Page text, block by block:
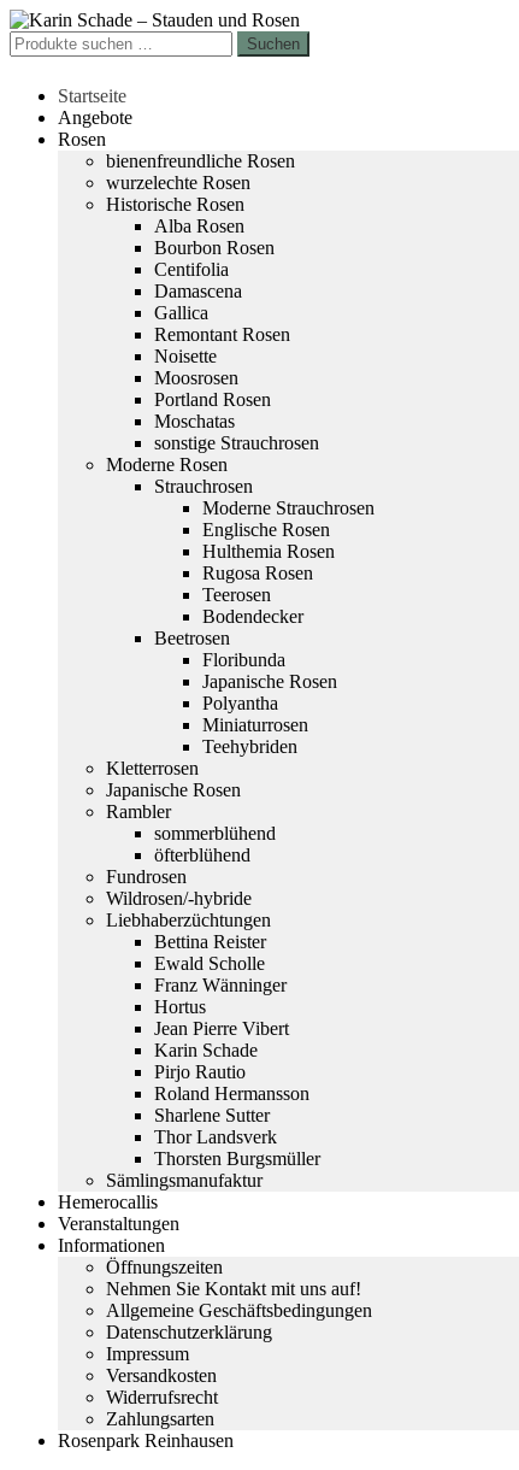
Zur
Navigation
springen
Zum
Inhalt
springen
Suchen
nach:
Suchen
Startseite
Angebote
Rosen
bienenfreundliche Rosen
wurzelechte Rosen
Historische Rosen
Alba Rosen
Bourbon Rosen
Centifolia
Damascena
Gallica
Remontant Rosen
Noisette
Moosrosen
Portland Rosen
Moschatas
sonstige Strauchrosen
Moderne Rosen
Strauchrosen
Moderne Strauchrosen
Englische Rosen
Hulthemia Rosen
Rugosa Rosen
Teerosen
Bodendecker
Beetrosen
Floribunda
Japanische Rosen
Polyantha
Miniaturrosen
Teehybriden
Kletterrosen
Japanische Rosen
Rambler
sommerblühend
öfterblühend
Fundrosen
Wildrosen/-hybride
Liebhaberzüchtungen
Bettina Reister
Ewald Scholle
Franz Wänninger
Hortus
Jean Pierre Vibert
Karin Schade
Pirjo Rautio
Roland Hermansson
Sharlene Sutter
Thor Landsverk
Thorsten Burgsmüller
Sämlingsmanufaktur
Hemerocallis
Veranstaltungen
Informationen
Öffnungszeiten
Nehmen Sie Kontakt mit uns auf!
Allgemeine Geschäftsbedingungen
Datenschutzerklärung
Impressum
Versandkosten
Widerrufsrecht
Zahlungsarten
Rosenpark Reinhausen